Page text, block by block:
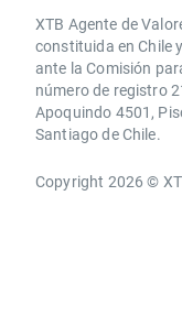
XTB Agente de
constituida en Chile
ante la Comisión
número de registro
Apoquindo 4501,
Santiago de Chile.
Copyright 2026 ©